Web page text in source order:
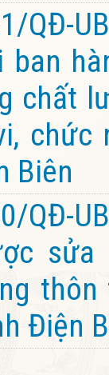
QĐ-
ban
chất
chức
Biên
QĐ-
Điện